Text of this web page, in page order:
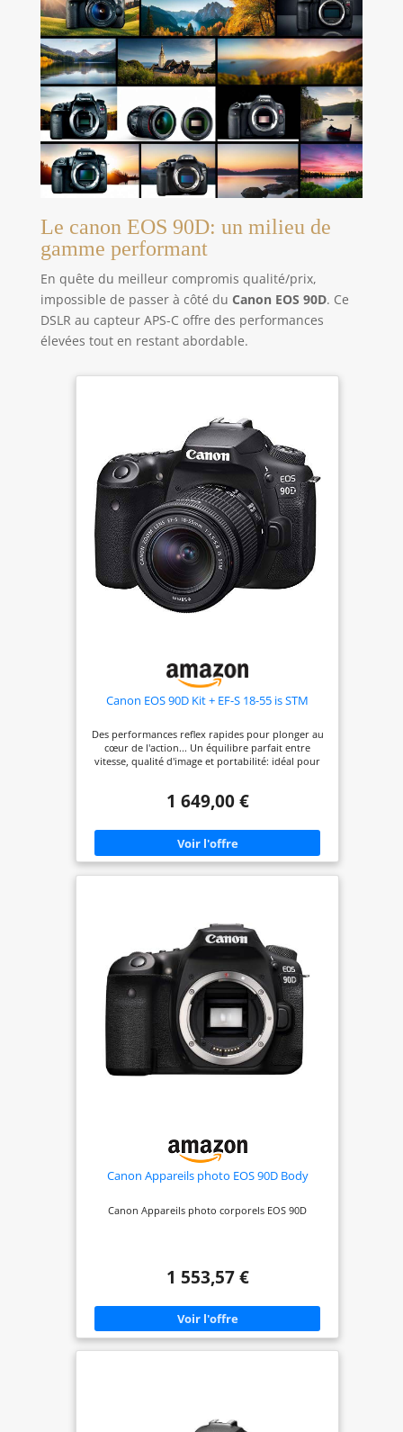
Le canon EOS 90D: un milieu de
gamme performant
En quête du meilleur compromis qualité/prix,
impossible de passer à côté du Canon EOS 90D. Ce
DSLR au capteur APS-C offre des performances
élevées tout en restant abordable.
Canon EOS 90D Kit + EF-S 18-55 is STM
Des performances reflex rapides pour plonger au
cœur de l'action... Un équilibre parfait entre
vitesse, qualité d'image et portabilité: idéal pour
pixels, plein format, 6, 5 im./s, autofocus CMOS
tactile orientable Repensez vos possibilités avec
un appareil photo plein format qui franchit de
nouvelles limites en matière de photographie de
1 649,00 €
Canon Appareils photo EOS 90D Body
Canon Appareils photo corporels EOS 90D
1 553,57 €